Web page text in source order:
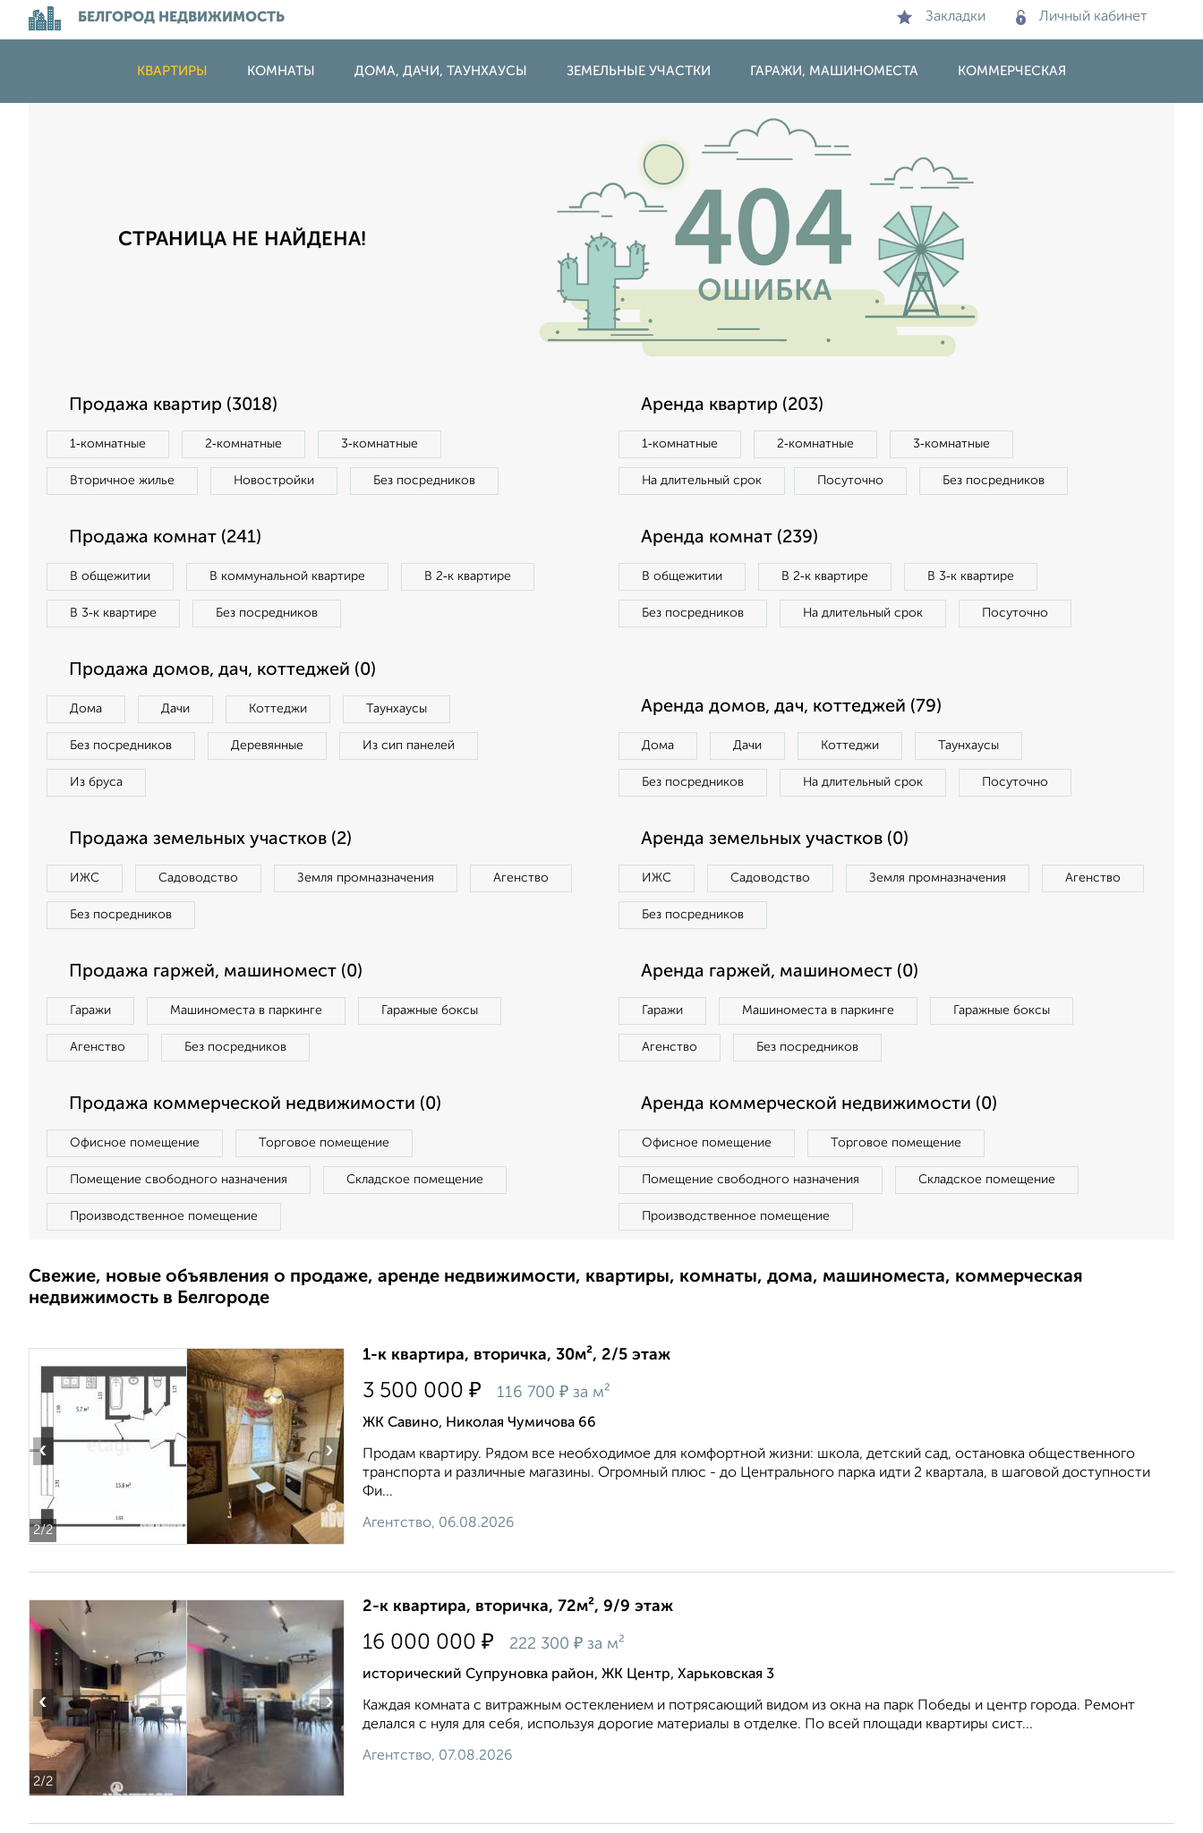
БЕЛГОРОД НЕДВИЖИМОСТЬ Закладки Личный кабинет
КВАРТИРЫ КОМНАТЫ ДОМА, ДАЧИ, ТАУНХАУСЫ ЗЕМЕЛЬНЫЕ УЧАСТКИ ГАРАЖИ, МАШИНОМЕСТА КОММЕРЧЕСКАЯ
СТРАНИЦА НЕ НАЙДЕНА!
Продажа квартир (3018)
1‑комнатные 2‑комнатные 3‑комнатные
Вторичное жилье Новостройки Без посредников
Аренда квартир (203)
1‑комнатные 2‑комнатные 3‑комнатные
На длительный срок Посуточно Без посредников
Продажа комнат (241)
В общежитии В коммунальной квартире В 2‑к квартире
В 3‑к квартире Без посредников
Аренда комнат (239)
В общежитии В 2‑к квартире В 3‑к квартире
Без посредников На длительный срок Посуточно
Продажа домов, дач, коттеджей (0)
Дома Дачи Коттеджи Таунхаусы
Без посредников Деревянные Из сип панелей
Из бруса
Аренда домов, дач, коттеджей (79)
Дома Дачи Коттеджи Таунхаусы
Без посредников На длительный срок Посуточно
Продажа земельных участков (2)
ИЖС Садоводство Земля промназначения Агенство
Без посредников
Аренда земельных участков (0)
ИЖС Садоводство Земля промназначения Агенство
Без посредников
Продажа гаржей, машиномест (0)
Гаражи Машиноместа в паркинге Гаражные боксы
Агенство Без посредников
Аренда гаржей, машиномест (0)
Гаражи Машиноместа в паркинге Гаражные боксы
Агенство Без посредников
Продажа коммерческой недвижимости (0)
Офисное помещение Торговое помещение
Помещение свободного назначения Складское помещение
Производственное помещение
Аренда коммерческой недвижимости (0)
Офисное помещение Торговое помещение
Помещение свободного назначения Складское помещение
Производственное помещение
Свежие, новые объявления о продаже, аренде недвижимости, квартиры, комнаты, дома, машиноместа, коммерческая
недвижимость в Белгороде
2/2
‹ ›
1-к квартира, вторичка, 30м², 2/5 этаж
3 500 000 ₽ 116 700 ₽ за м²
ЖК Савино, Николая Чумичова 66
Продам квартиру. Рядом все необходимое для комфортной жизни: школа, детский сад, остановка общественного
транспорта и различные магазины. Огромный плюс - до Центрального парка идти 2 квартала, в шаговой доступности
Фи...
Агентство, 06.08.2026
2/2
‹ ›
2-к квартира, вторичка, 72м², 9/9 этаж
16 000 000 ₽ 222 300 ₽ за м²
исторический Супруновка район, ЖК Центр, Харьковская 3
Каждая комната с витражным остеклением и потрясающий видом из окна на парк Победы и центр города. Ремонт
делался с нуля для себя, используя дорогие материалы в отделке. По всей площади квартиры сист...
Агентство, 07.08.2026